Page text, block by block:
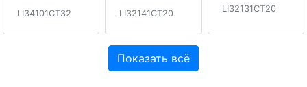
LI34101CT32 LI32141CT20
LI32131CT20
Показать всё